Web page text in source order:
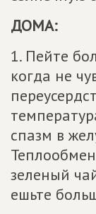
ДОМА:
1. Пейте
когда не
спазм в
зеленый
ешьте